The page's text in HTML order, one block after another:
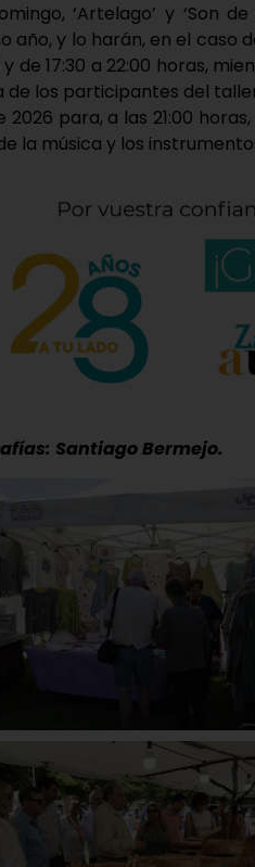
‘Artelago’ y ‘Son
año, y lo harán, en el caso
y de 17:30 a 22:00 horas,
de los participantes del
2026 para, a las 21:00
la música y los
Santiago Bermejo.